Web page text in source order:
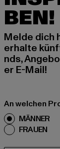
BEN!
Melde dich
erhalte
nds,
er E-Mail!
An welchen
MÄNNER
FRAUEN